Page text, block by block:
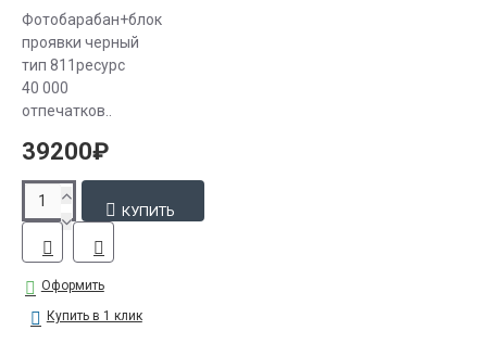
Фотобарабан+блок
проявки черный
тип 811ресурс
40 000
отпечатков..
39200₽
КУПИТЬ
Оформить
Купить в 1 клик